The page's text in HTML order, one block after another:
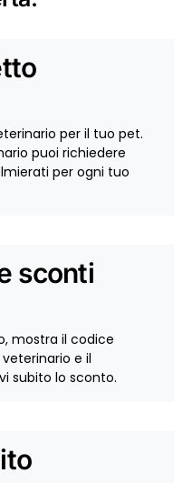
per il tuo pet.
puoi richiedere
per ogni tuo
sconti
mostra il codice
e il
subito lo sconto.